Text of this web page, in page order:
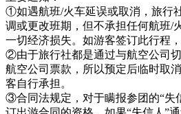
①如遇航班/火车延误或取消，旅行
调或更改班期，但不承担任何航班/
一切经济损失。如游客签订此行程
②由于旅行社都是通过与航空公司
航空公司票款，所以预定后临时取
客自行承担。
③合同法规定，对于瞒报参团的“失